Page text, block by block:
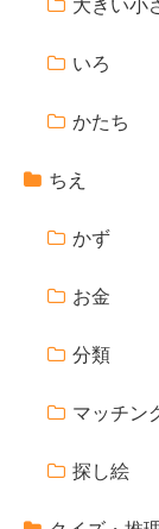
大きい小
いろ
かたち
ちえ
かず
お金
分類
マッチン
探し絵